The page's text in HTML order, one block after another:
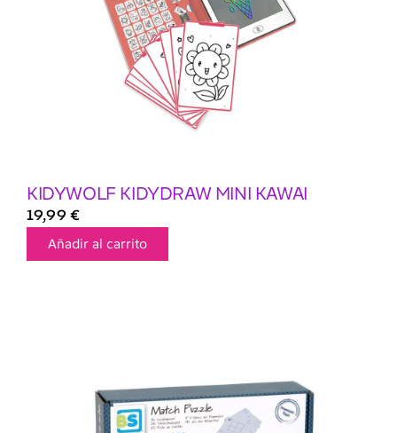
KIDYWOLF KIDYDRAW MINI KAWAI
19,99 €
Añadir al carrito